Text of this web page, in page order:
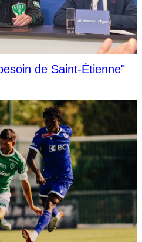
de Saint-Étienne"